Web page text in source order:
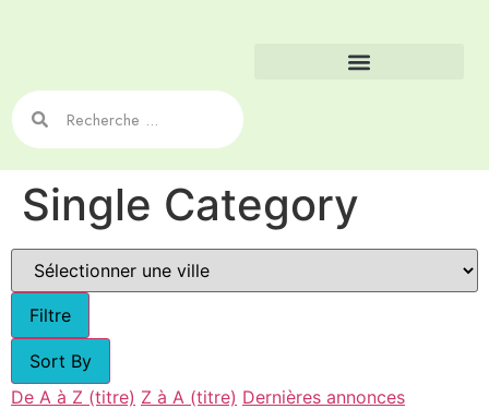
Single Category
Filtre
Sort By
De A à Z (titre) Z à A (titre) Dernières annonces